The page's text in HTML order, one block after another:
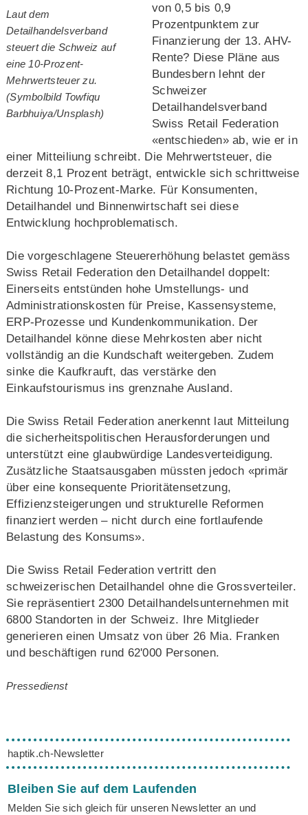
Laut dem
Detailhandelsverband
steuert die Schweiz auf
eine 10-Prozent-
Mehrwertsteuer zu.
(Symbolbild Towfiqu
Barbhuiya/Unsplash)
von 0,5 bis 0,9
Prozentpunktem zur
Finanzierung der 13. AHV-
Rente? Diese Pläne aus
Bundesbern lehnt der
Schweizer
Detailhandelsverband
Swiss Retail Federation
«entschieden» ab, wie er in
einer Mitteiliung schreibt. Die Mehrwertsteuer, die
derzeit 8,1 Prozent beträgt, entwickle sich schrittweise
Richtung 10-Prozent-Marke. Für Konsumenten,
Detailhandel und Binnenwirtschaft sei diese
Entwicklung hochproblematisch.
Die vorgeschlagene Steuererhöhung belastet gemäss
Swiss Retail Federation den Detailhandel doppelt:
Einerseits entstünden hohe Umstellungs- und
Administrationskosten für Preise, Kassensysteme,
ERP-Prozesse und Kundenkommunikation. Der
Detailhandel könne diese Mehrkosten aber nicht
vollständig an die Kundschaft weitergeben. Zudem
sinke die Kaufkrauft, das verstärke den
Einkaufstourismus ins grenznahe Ausland.
Die Swiss Retail Federation anerkennt laut Mitteilung
die sicherheitspolitischen Herausforderungen und
unterstützt eine glaubwürdige Landesverteidigung.
Zusätzliche Staatsausgaben müssten jedoch «primär
über eine konsequente Prioritätensetzung,
Effizienzsteigerungen und strukturelle Reformen
finanziert werden – nicht durch eine fortlaufende
Belastung des Konsums».
Die Swiss Retail Federation vertritt den
schweizerischen Detailhandel ohne die Grossverteiler.
Sie repräsentiert 2300 Detailhandelsunternehmen mit
6800 Standorten in der Schweiz. Ihre Mitglieder
generieren einen Umsatz von über 26 Mia. Franken
und beschäftigen rund 62'000 Personen.
Pressedienst
haptik.ch-Newsletter
Bleiben Sie auf dem Laufenden
Melden Sie sich gleich für unseren Newsletter an und